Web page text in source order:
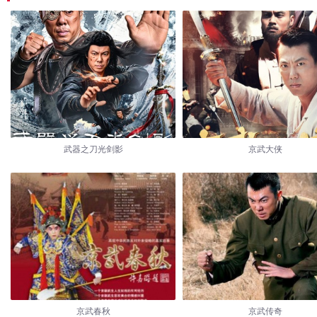
武器之刀光剑影 京武大侠
京武春秋 京武传奇